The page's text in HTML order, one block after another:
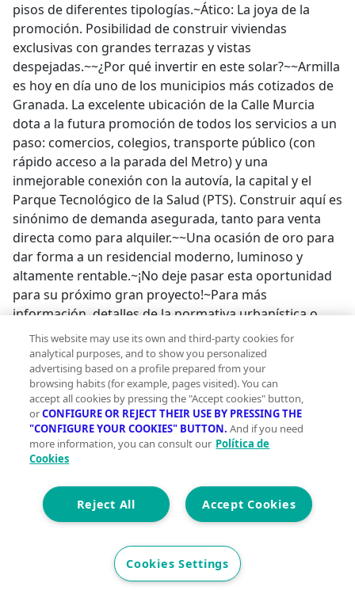
pisos de diferentes tipologías.~Ático: La joya de la
promoción. Posibilidad de construir viviendas
exclusivas con grandes terrazas y vistas
despejadas.~~¿Por qué invertir en este solar?~~Armilla
es hoy en día uno de los municipios más cotizados de
Granada. La excelente ubicación de la Calle Murcia
dota a la futura promoción de todos los servicios a un
paso: comercios, colegios, transporte público (con
rápido acceso a la parada del Metro) y una
inmejorable conexión con la autovía, la capital y el
Parque Tecnológico de la Salud (PTS). Construir aquí es
sinónimo de demanda asegurada, tanto para venta
directa como para alquiler.~~Una ocasión de oro para
dar forma a un residencial moderno, luminoso y
altamente rentable.~¡No deje pasar esta oportunidad
para su próximo gran proyecto!~Para más
información, detalles de la normativa urbanística o
concertar una visita al emplazamiento, no dude en
ponerse en contacto con nosotros.;
This website may use its own and third-party cookies for
analytical purposes, and to show you personalized
advertising based on a profile prepared from your
browsing habits (for example, pages visited). You can
accept all cookies by pressing the "Accept cookies" button,
orCONFIGURE OR REJECT THEIR USE BY PRESSING THE
"CONFIGURE YOUR COOKIES" BUTTON. And if you need
more information, you can consult our Política de
Cookies
Accept Cookies
Reject All
Cookies Settings